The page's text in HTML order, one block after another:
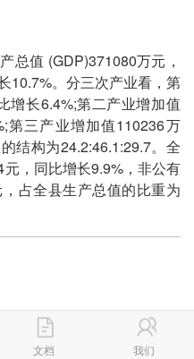
总值 (GDP)371080万元，
10.7%。分三次产业看，第
增长6.4%;第二产业增加值
第三产业增加值110236万
结构为24.2:46.1:29.7。全
，同比增长9.9%，非公有
占全县生产总值的比重为
文档 我们